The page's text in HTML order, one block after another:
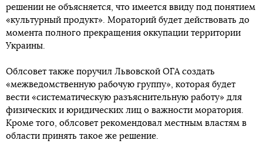
решении не объясняется, что имеется ввиду под понятием
«культурный продукт». Мораторий будет действовать до
момента полного прекращения оккупации территории
Украины.
Облсовет также поручил Львовской ОГА создать
«межведомственную рабочую группу», которая будет
вести «систематическую разъяснительную работу» для
физических и юридических лиц о важности моратория.
Кроме того, облсовет рекомендовал местным властям в
области принять такое же решение.